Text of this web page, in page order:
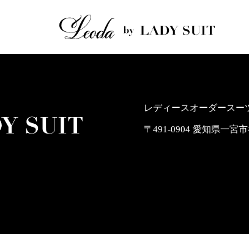
レディースオーダースー
〒491-0904 愛知県一宮